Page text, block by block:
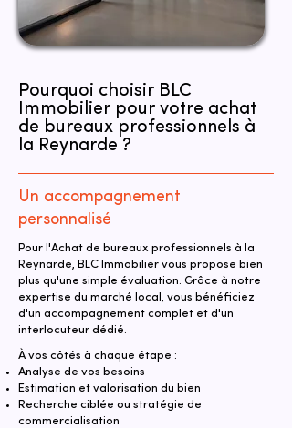
Pourquoi choisir BLC
Immobilier pour votre achat
de bureaux professionnels à
la Reynarde ?
Un accompagnement
personnalisé
Pour l'Achat de bureaux professionnels à la
Reynarde, BLC Immobilier vous propose bien
plus qu'une simple évaluation. Grâce à notre
expertise du marché local, vous bénéficiez
d'un accompagnement complet et d'un
interlocuteur dédié.
À vos côtés à chaque étape :
Analyse de vos besoins
Estimation et valorisation du bien
Recherche ciblée ou stratégie de
commercialisation